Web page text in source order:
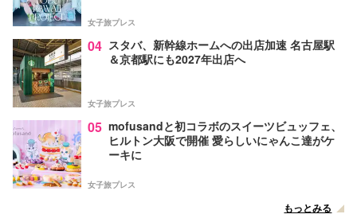
女子旅プレス
04 スタバ、新幹線ホームへの出店加速 名古屋駅
＆京都駅にも2027年出店へ
女子旅プレス
05 mofusandと初コラボのスイーツビュッフェ、
ヒルトン大阪で開催 愛らしいにゃんこ達がケ
ーキに
女子旅プレス
もっとみる